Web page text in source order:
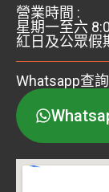
​營業時間 :
星期一至六
紅日及公眾假
Whatsapp查